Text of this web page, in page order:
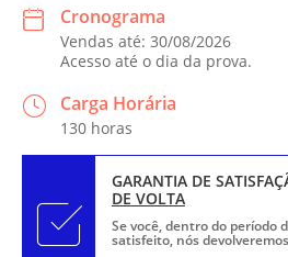
Cronograma
Vendas até: 30/08/2026
Acesso até o dia da prova.
Carga Horária
130 horas
GARANTIA DE
DE VOLTA
Se você, dentro do período
satisfeito, nós